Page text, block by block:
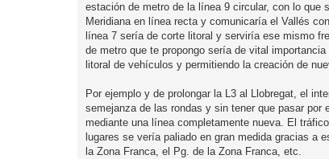
estación de metro de la línea 9 circular, con lo que
Meridiana en línea recta y comunicaría el Vallés
línea 7 sería de corte litoral y serviría ese mismo
de metro que te propongo sería de vital
litoral de vehículos y permitiendo la creación de
Por ejemplo y de prolongar la L3 al Llobregat, el
semejanza de las rondas y sin tener que pasar
mediante una línea completamente nueva. El
lugares se vería paliado en gran medida gracias a
la Zona Franca, el Pg. de la Zona Franca, etc.